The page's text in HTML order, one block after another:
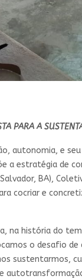
PARA A
autonomia, e
a estratégia de
BA),
cocriar e
na história do
o desafio
sustentarmos,